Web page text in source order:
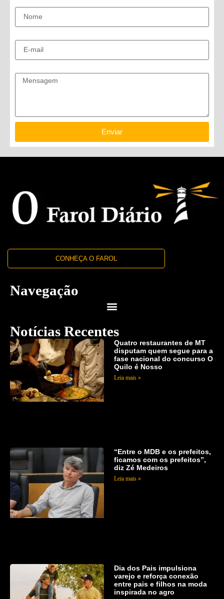
Enviar
CONHEÇA O FAROL
Navegação
Notícias Recentes
Quatro restaurantes de MT
disputam quem segue para a
fase nacional do concurso O
Quilo é Nosso
Leia mais »
“Entre o MDB e os prefeitos,
ficamos com os prefeitos”,
diz Zé Medeiros
Leia mais »
Dia dos Pais impulsiona
varejo e reforça conexão
entre pais e filhos na moda
inspirada no agro